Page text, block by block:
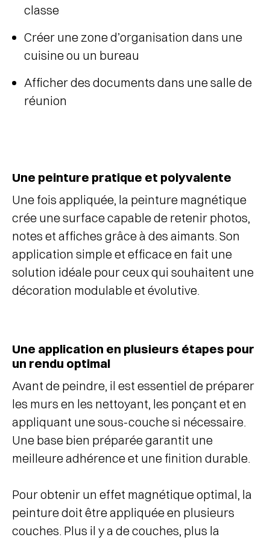
classe
Créer une zone d’organisation dans une
cuisine ou un bureau
Afficher des documents dans une salle de
réunion
Une peinture pratique et polyvalente
Une fois appliquée, la peinture magnétique
crée une surface capable de retenir photos,
notes et affiches grâce à des aimants. Son
application simple et efficace en fait une
solution idéale pour ceux qui souhaitent une
décoration modulable et évolutive.
Une application en plusieurs étapes pour
un rendu optimal
Avant de peindre, il est essentiel de préparer
les murs en les nettoyant, les ponçant et en
appliquant une sous-couche si nécessaire.
Une base bien préparée garantit une
meilleure adhérence et une finition durable.
Pour obtenir un effet magnétique optimal, la
peinture doit être appliquée en plusieurs
couches. Plus il y a de couches, plus la